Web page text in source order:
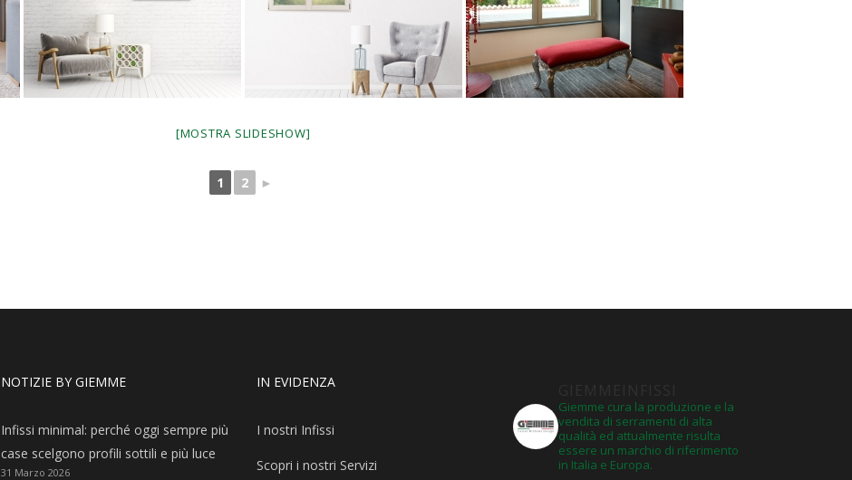
[MOSTRA SLIDESHOW]
1 2 ►
NOTIZIE BY GIEMME
Infissi minimal: perché oggi sempre più
case scelgono profili sottili e più luce
31 Marzo 2026
IN EVIDENZA
I nostri Infissi
Scopri i nostri Servizi
Giemme cura la produzione e la
vendita di serramenti di alta
qualità ed attualmente risulta
essere un marchio di riferimento
in Italia e Europa.